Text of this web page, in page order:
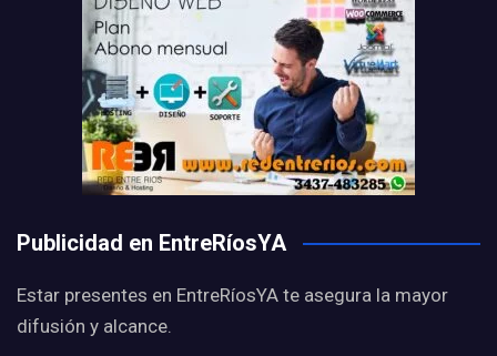
Publicidad en EntreRíosYA
Estar presentes en EntreRíosYA te asegura la mayor
difusión y alcance.